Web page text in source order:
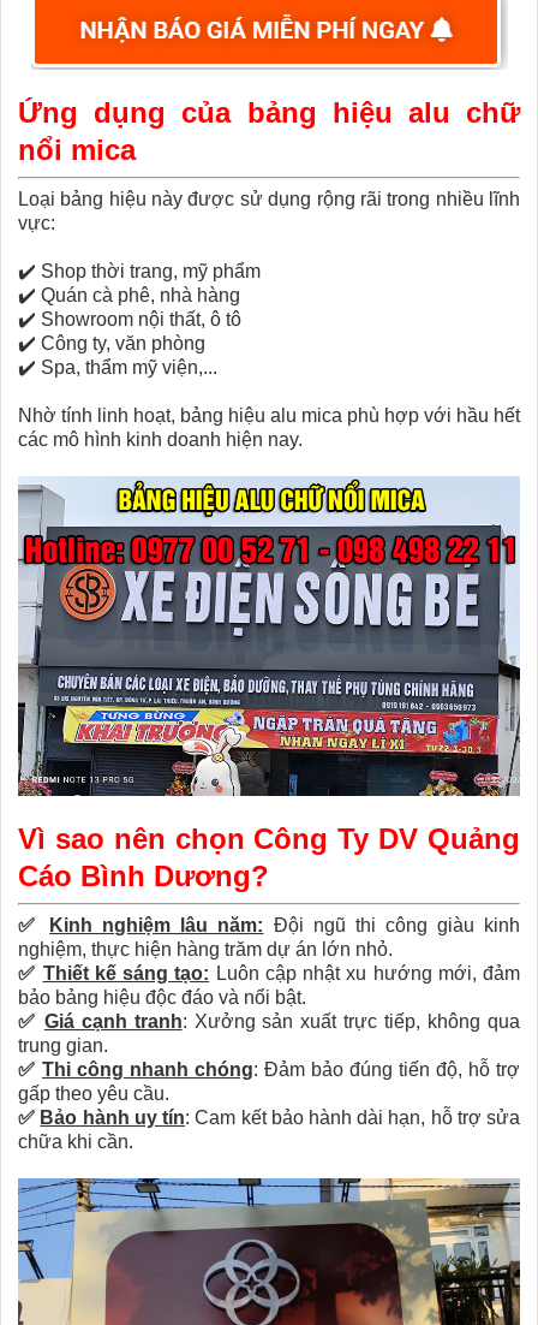
Ứng dụng của bảng hiệu alu chữ
nổi mica
Loại bảng hiệu này được sử dụng rộng rãi trong nhiều lĩnh
vực:
✔️ Shop thời trang, mỹ phẩm
✔️ Quán cà phê, nhà hàng
✔️ Showroom nội thất, ô tô
✔️ Công ty, văn phòng
✔️ Spa, thẩm mỹ viện,...
Nhờ tính linh hoạt, bảng hiệu alu mica phù hợp với hầu hết
các mô hình kinh doanh hiện nay.
Vì sao nên chọn Công Ty DV Quảng
Cáo Bình Dương?
✅ Kinh nghiệm lâu năm: Đội ngũ thi công giàu kinh
nghiệm, thực hiện hàng trăm dự án lớn nhỏ.
✅ Thiết kế sáng tạo: Luôn cập nhật xu hướng mới, đảm
bảo bảng hiệu độc đáo và nổi bật.
✅ Giá cạnh tranh: Xưởng sản xuất trực tiếp, không qua
trung gian.
✅ Thi công nhanh chóng: Đảm bảo đúng tiến độ, hỗ trợ
gấp theo yêu cầu.
✅ Bảo hành uy tín:Cam kết bảo hành dài hạn, hỗ trợ sửa
chữa khi cần.